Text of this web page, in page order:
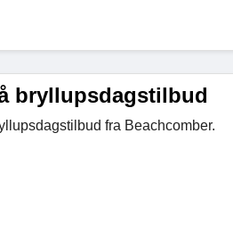
bryllupsdagstilbud
fra Beachcomber.